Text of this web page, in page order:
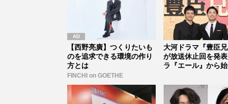
【西野亮廣】つくりたいも
のを追求できる環境の作り
方とは
FINCHI on GOETHE
大河ドラマ『豊臣
が放送休止回を発
ラ『エール』から